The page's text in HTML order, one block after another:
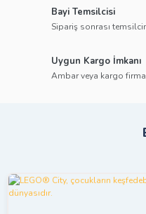
Bayi Temsilcisi
Sipariş sonrası
Uygun Kargo İmkanı
Ambar veya kargo